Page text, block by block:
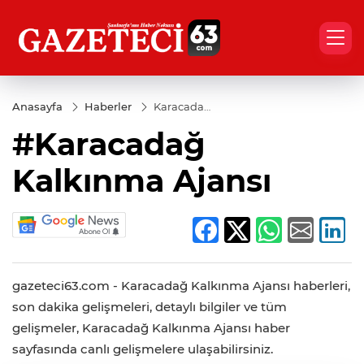
Anasayfa Haberler
Karacadağ
Ajansı
#Karacadağ
Kalkınma Ajansı
gazeteci63.com - Karacadağ Kalkınma Ajansı haberleri,
son dakika gelişmeleri, detaylı bilgiler ve tüm
gelişmeler, Karacadağ Kalkınma Ajansı haber
sayfasında canlı gelişmelere ulaşabilirsiniz.